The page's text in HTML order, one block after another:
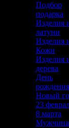
Подбор
подарка
Изделия
латуни
Изделия
Кожи
Изделия
дерева
День
рождения
Новый
23
8 марта